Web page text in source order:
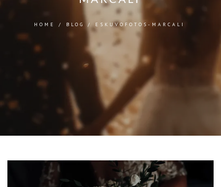
HOME / BLOG / ESKUVOFOTOS-MARCALI